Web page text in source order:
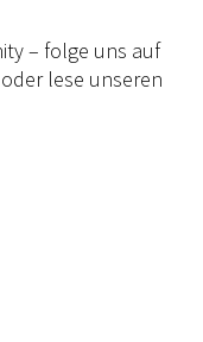
– folge uns auf
lese unseren